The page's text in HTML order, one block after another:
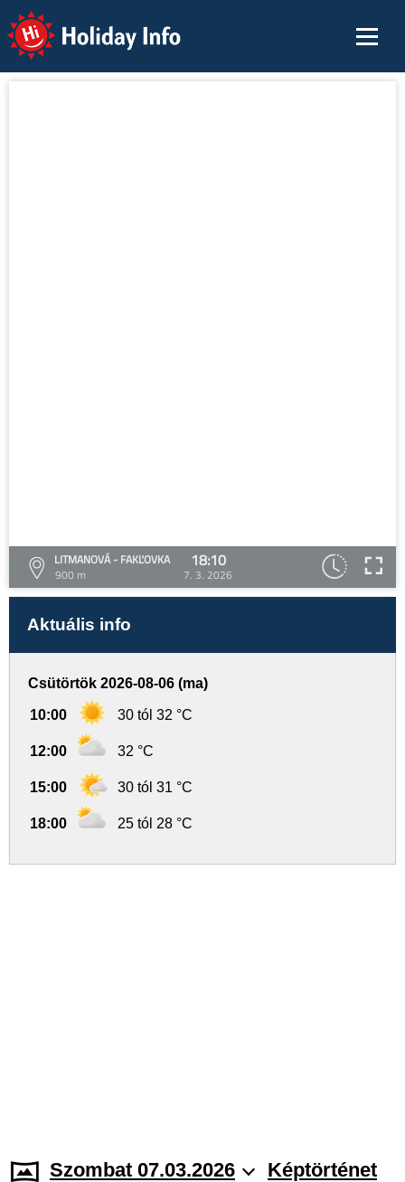
Holiday Info
LITMANOVÁ - FAKĽOVKA
900 m
18:10
7. 3. 2026
Aktuális info
Csütörtök 2026-08-06 (ma)
10:00 30 tól 32 °C
12:00 32 °C
15:00 30 tól 31 °C
18:00 25 tól 28 °C
Szombat 07.03.2026 Képtörténet